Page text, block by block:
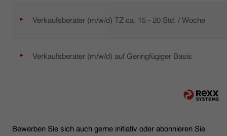
Verkaufsberater (m/w/d) TZ ca. 15 - 20 Std. / Woche
Verkaufsberater (m/w/d) auf Geringfügiger Basis
Bewerben Sie sich auch gerne initiativ oder abonnieren Sie